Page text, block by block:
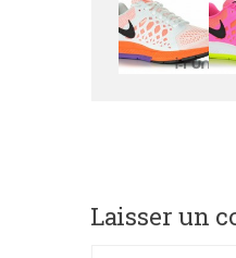
Laisser un